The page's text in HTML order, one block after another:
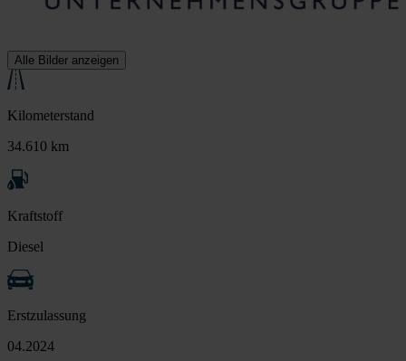
Alle Bilder anzeigen
Kilometerstand
34.610 km
Kraftstoff
Diesel
Erstzulassung
04.2024